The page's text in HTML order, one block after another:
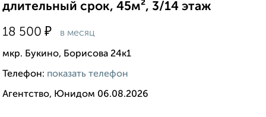
длительный срок, 45м², 3/14 этаж
18 500 ₽ в месяц
мкр. Букино, Борисова 24к1
Телефон: показать телефон
Агентство, Юнидом 06.08.2026